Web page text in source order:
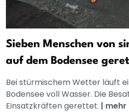
Sieben Menschen von
auf dem Bodensee
Bei stürmischem Wetter läuft
Bodensee voll Wasser. Die
Einsatzkräften gerettet. | mehr